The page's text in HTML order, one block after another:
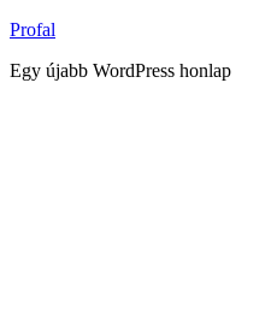
Tartalomhoz
Profal
Egy újabb WordPress honlap